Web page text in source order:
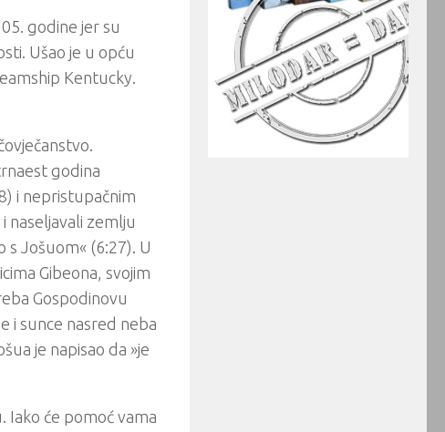
godine jer su
Ušao je u opću
Kentucky.
godina
i nepristupačnim
naseljavali zemlju
s Jošuom« (6:27). U
Gibeona, svojim
Gospodinovu
i sunce nasred neba
je napisao da »je
Iako će pomoć vama